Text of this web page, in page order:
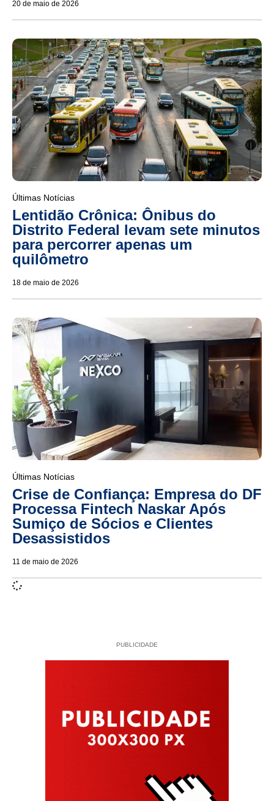
20 de maio de 2026
Últimas Notícias
Lentidão Crônica: Ônibus do
Distrito Federal levam sete minutos
para percorrer apenas um
quilômetro
18 de maio de 2026
Últimas Notícias
Crise de Confiança: Empresa do DF
Processa Fintech Naskar Após
Sumiço de Sócios e Clientes
Desassistidos
11 de maio de 2026
PUBLICIDADE